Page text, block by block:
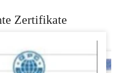
Zertifikate